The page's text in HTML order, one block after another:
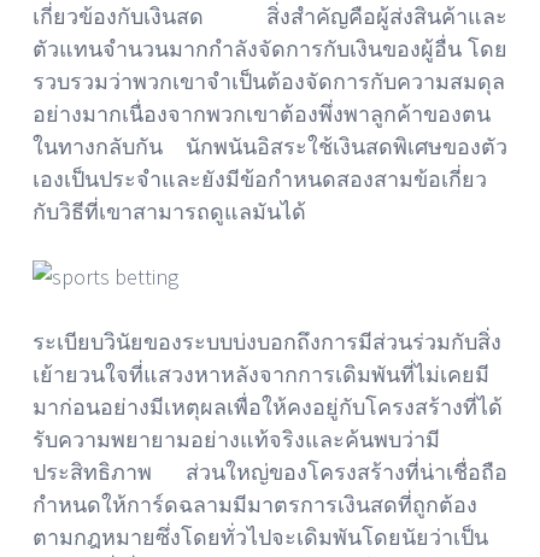
เกี่ยวข้องกับเงินสด สิ่งสำคัญคือผู้ส่งสินค้าและ
ตัวแทนจำนวนมากกำลังจัดการกับเงินของผู้อื่น โดย
รวบรวมว่าพวกเขาจำเป็นต้องจัดการกับความสมดุล
อย่างมากเนื่องจากพวกเขาต้องพึ่งพาลูกค้าของตน
ในทางกลับกัน นักพนันอิสระใช้เงินสดพิเศษของตัว
เองเป็นประจำและยังมีข้อกำหนดสองสามข้อเกี่ยว
กับวิธีที่เขาสามารถดูแลมันได้
ระเบียบวินัยของระบบบ่งบอกถึงการมีส่วนร่วมกับสิ่ง
เย้ายวนใจที่แสวงหาหลังจากการเดิมพันที่ไม่เคยมี
มาก่อนอย่างมีเหตุผลเพื่อให้คงอยู่กับโครงสร้างที่ได้
รับความพยายามอย่างแท้จริงและค้นพบว่ามี
ประสิทธิภาพ ส่วนใหญ่ของโครงสร้างที่น่าเชื่อถือ
กำหนดให้การ์ดฉลามมีมาตรการเงินสดที่ถูกต้อง
ตามกฎหมายซึ่งโดยทั่วไปจะเดิมพันโดยนัยว่าเป็น